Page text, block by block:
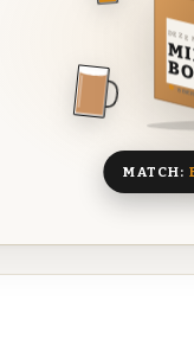
DEZE
8
MATCH: